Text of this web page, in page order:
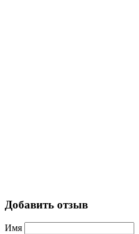
Добавить отзыв
Имя